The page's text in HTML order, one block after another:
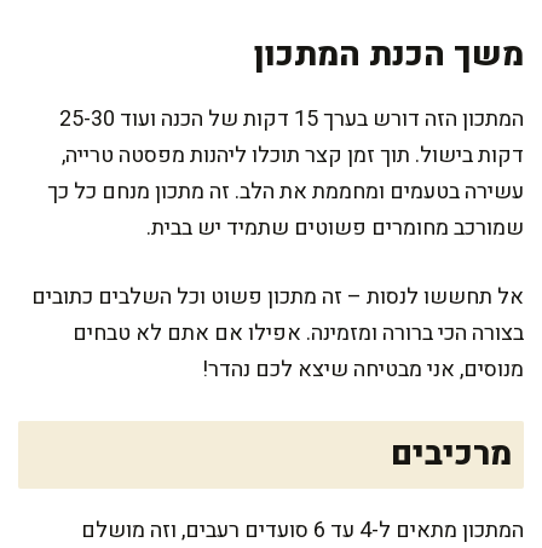
משך הכנת המתכון
המתכון הזה דורש בערך 15 דקות של הכנה ועוד 25-30
דקות בישול. תוך זמן קצר תוכלו ליהנות מפסטה טרייה,
עשירה בטעמים ומחממת את הלב. זה מתכון מנחם כל כך
שמורכב מחומרים פשוטים שתמיד יש בבית.
אל תחששו לנסות – זה מתכון פשוט וכל השלבים כתובים
בצורה הכי ברורה ומזמינה. אפילו אם אתם לא טבחים
מנוסים, אני מבטיחה שיצא לכם נהדר!
מרכיבים
המתכון מתאים ל-4 עד 6 סועדים רעבים, וזה מושלם